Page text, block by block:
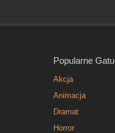
Popularne
Akcja
Animacja
Dramat
Horror